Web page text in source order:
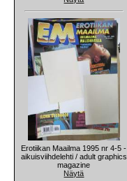
Erotiikan Maailma 1995 nr 4-5 -
aikuisviihdelehti / adult graphics
magazine
Näytä